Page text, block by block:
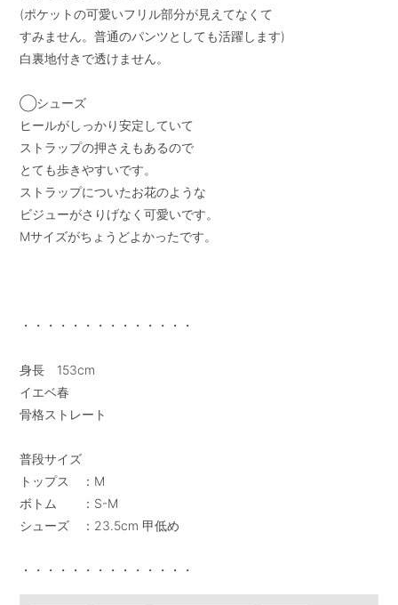
(ポケットの可愛いフリル部分が見えてなくて
すみません。普通のパンツとしても活躍します)
白裏地付きで透けません。
◯シューズ
ヒールがしっかり安定していて
ストラップの押さえもあるので
とても歩きやすいです。
ストラップについたお花のような
ビジューがさりげなく可愛いです。
Mサイズがちょうどよかったです。
・・・・・・・・・・・・・・
身長　153cm
イエベ春
骨格ストレート
普段サイズ
トップス　：M
ボトム　　：S-M
シューズ　：23.5cm 甲低め
・・・・・・・・・・・・・・